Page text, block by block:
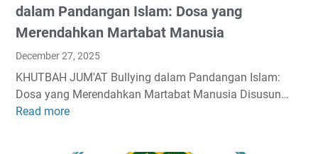
H
K
E
I
W
dalam Pandangan Islam: Dosa yang
Merendahkan Martabat Manusia
December 27, 2025
KHUTBAH JUM'AT Bullying dalam Pandangan Islam:
Dosa yang Merendahkan Martabat Manusia Disusun…
Read more